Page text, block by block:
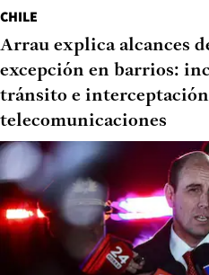
CHILE
Arrau explica alcances
excepción en barrios:
tránsito e
telecomunicaciones